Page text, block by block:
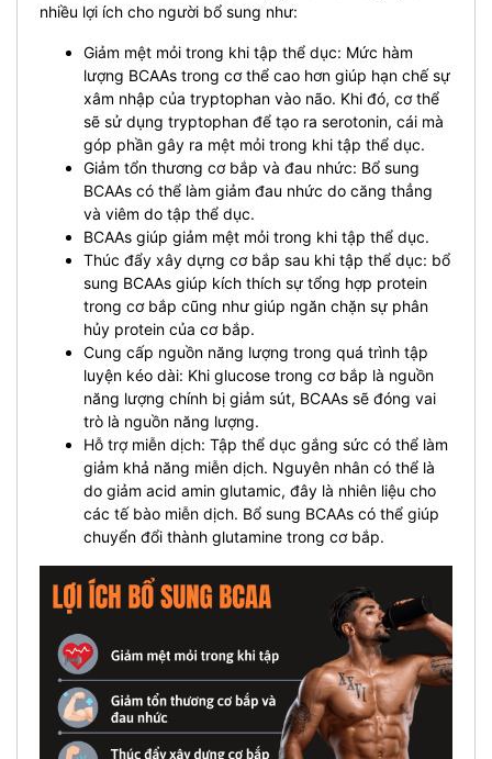
nhiều lợi ích cho người bổ sung như:
Giảm mệt mỏi trong khi tập thể dục: Mức hàm
lượng BCAAs trong cơ thể cao hơn giúp hạn chế sự
xâm nhập của tryptophan vào não. Khi đó, cơ thể
sẽ sử dụng tryptophan để tạo ra serotonin, cái mà
góp phần gây ra mệt mỏi trong khi tập thể dục.
Giảm tổn thương cơ bắp và đau nhức: Bổ sung
BCAAs có thể làm giảm đau nhức do căng thẳng
và viêm do tập thể dục.
BCAAs giúp giảm mệt mỏi trong khi tập thể dục.
Thúc đẩy xây dựng cơ bắp sau khi tập thể dục: bổ
sung BCAAs giúp kích thích sự tổng hợp protein
trong cơ bắp cũng như giúp ngăn chặn sự phân
hủy protein của cơ bắp.
Cung cấp nguồn năng lượng trong quá trình tập
luyện kéo dài: Khi glucose trong cơ bắp là nguồn
năng lượng chính bị giảm sút, BCAAs sẽ đóng vai
trò là nguồn năng lượng.
Hỗ trợ miễn dịch: Tập thể dục gắng sức có thể làm
giảm khả năng miễn dịch. Nguyên nhân có thể là
do giảm acid amin glutamic, đây là nhiên liệu cho
các tế bào miễn dịch. Bổ sung BCAAs có thể giúp
chuyển đổi thành glutamine trong cơ bắp.